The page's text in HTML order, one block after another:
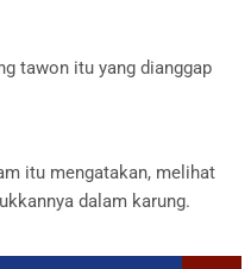
tawon itu yang dianggap
itu mengatakan, melihat
dalam karung.